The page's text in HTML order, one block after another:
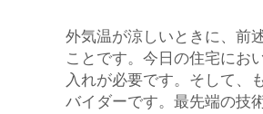
外気温が涼しいときに、前
ことです。今日の住宅にお
入れが必要です。そして、
バイダーです。最先端の技